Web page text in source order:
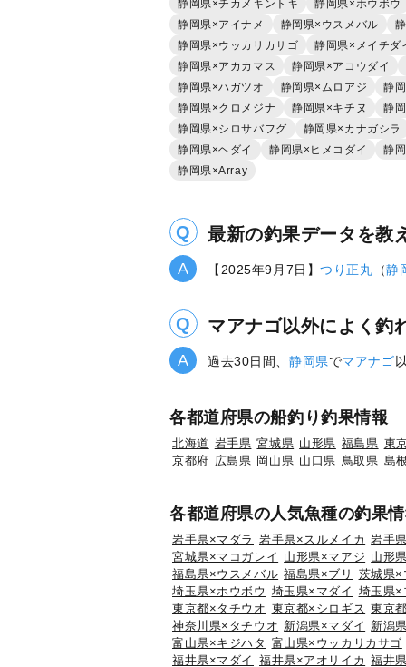
静岡県×チカメキントキ
静岡県×ホウボウ
静岡県×アイナメ
静岡県×ウスメバル
静岡県×ウッカリカサゴ
静岡県×メイチダ
静岡県×アカカマス
静岡県×アコウダイ
静岡県×ハガツオ
静岡県×ムロアジ
静
静岡県×クロメジナ
静岡県×キチヌ
静
静岡県×シロサバフグ
静岡県×カナガシラ
静岡県×ヘダイ
静岡県×ヒメコダイ
静
静岡県×Array
最新の釣果データを教
【2025年9月7日】つり正丸 （静
マアナゴ以外によく釣
過去30日間、 静岡県でマアナゴ
各都道府県の船釣り釣果情報
北海道 岩手県 宮城県 山形県 福島県 東
京都府 広島県 岡山県 山口県 鳥取県 島
各都道府県の人気魚種の釣果
岩手県×マダラ 岩手県×スルメイカ 岩手
宮城県×マコガレイ 山形県×マアジ 山形
福島県×ウスメバル 福島県×ブリ
茨城県×
埼玉県×ホウボウ 埼玉県×マダイ 埼玉県×
東京都×タチウオ 東京都×シロギス 東京
神奈川県×タチウオ 新潟県×マダイ 新潟
富山県×キジハタ 富山県×ウッカリカサゴ
福井県×マダイ 福井県×アオリイカ 福井